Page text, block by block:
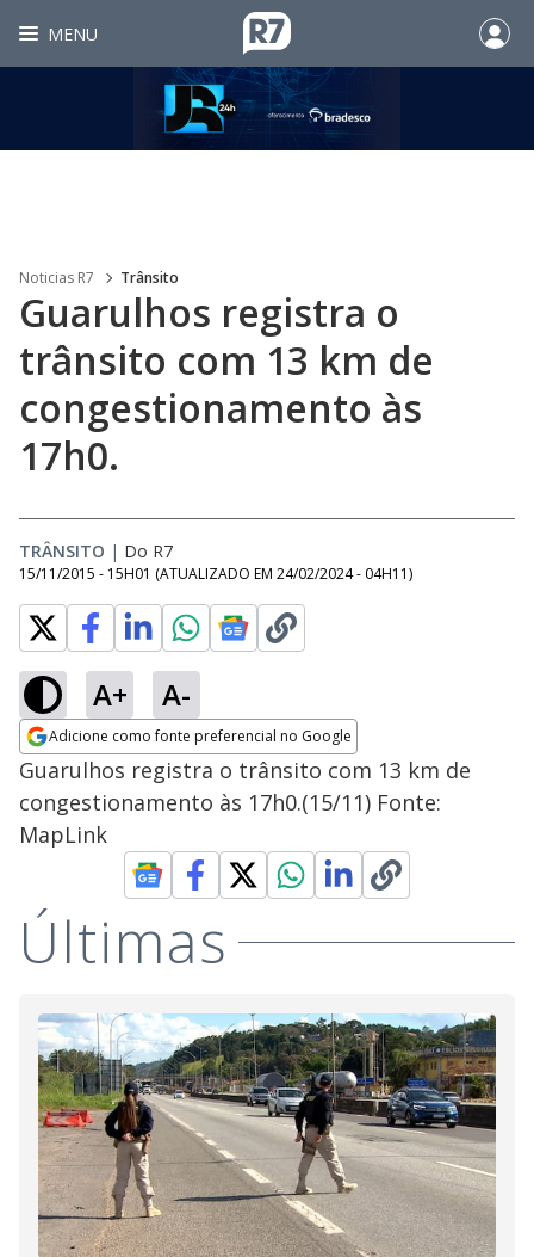
MENU
Noticias R7 Trânsito
Guarulhos registra o
trânsito com 13 km de
congestionamento às
17h0.
TRÂNSITO | Do R7
15/11/2015 - 15H01 (ATUALIZADO EM 24/02/2024 - 04H11)
A+ A-
Adicione como fonte preferencial no Google
Opens in new window
Guarulhos registra o trânsito com 13 km de
congestionamento às 17h0.(15/11) Fonte:
MapLink
Últimas